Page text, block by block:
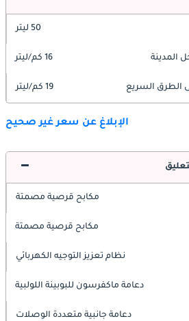
50 ليتر
المدينة 16 كم/ليتر
الطرق السريع 19 كم/ليتر
الإبلاغ عن سعر غير صحيح
مكابح قرصية مصمتة
مكابح قرصية مصمتة
نظام تعزيز التوجيه الكهربائي
دعامة ماكفرسون للبوبينة اللولبية
دعامة جانبية متعددة الوصلات